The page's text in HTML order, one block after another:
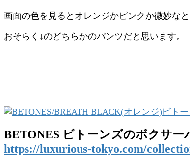
画面の色を見るとオレンジかピンクか微妙な
おそらく↓のどちらかのパンツだと思います。
BETONES ビトーンズのボクサー
https://luxurious-tokyo.com/